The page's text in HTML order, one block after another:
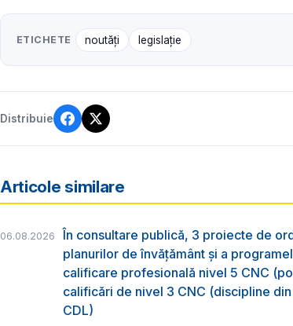
ETICHETE noutăți legislație
Distribuie
Articole similare
06.08.2026
În consultare publică, 3 proiecte de
planurilor de învățământ și a
calificare profesională nivel 5 CNC
calificări de nivel 3 CNC (discipline
CDL)